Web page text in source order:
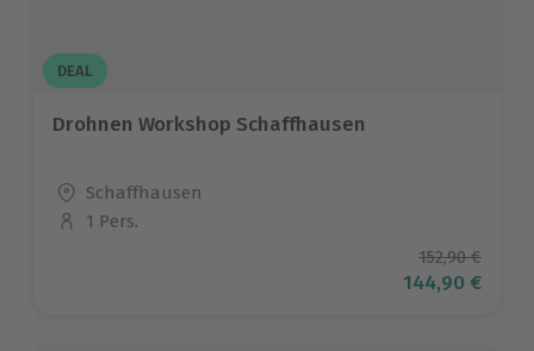
DEAL
Drohnen Workshop Schaffhausen
Standort
Schaffhausen
Anzahl der Teilnehmer
1 Pers.
152,90 €
Aktueller
144,90 €